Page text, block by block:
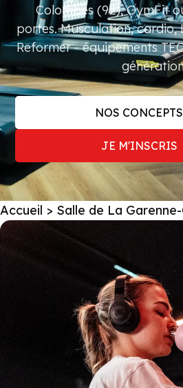
Colombes (92), GymFit
portes. Musculation, cardio,
Reformer - équipements
NOS CONCEPTS
JE M'INSCRIS
Accueil > Salle de La